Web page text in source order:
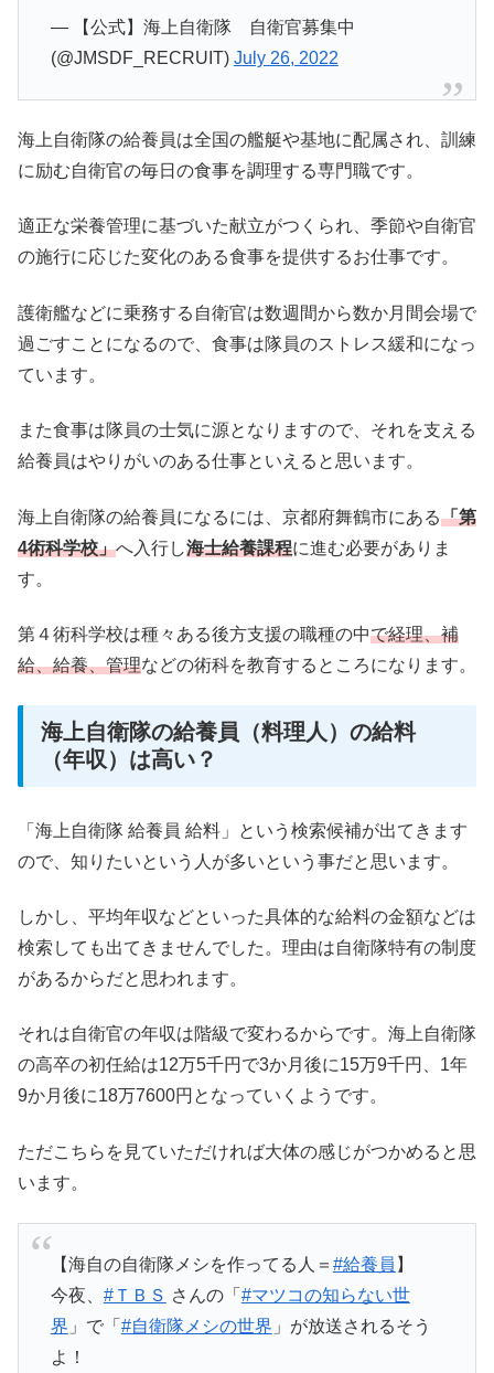
— 【公式】海上自衛隊 自衛官募集中
(@JMSDF_RECRUIT) July 26, 2022
海上自衛隊の給養員は全国の艦艇や基地に配属され、訓練
に励む自衛官の毎日の食事を調理する専門職です。
適正な栄養管理に基づいた献立がつくられ、季節や自衛官
の施行に応じた変化のある食事を提供するお仕事です。
護衛艦などに乗務する自衛官は数週間から数か月間会場で
過ごすことになるので、食事は隊員のストレス緩和になっ
ています。
また食事は隊員の士気に源となりますので、それを支える
給養員はやりがいのある仕事といえると思います。
海上自衛隊の給養員になるには、京都府舞鶴市にある「第
4術科学校」へ入行し海士給養課程に進む必要がありま
す。
第４術科学校は種々ある後方支援の職種の中で経理、補
給、給養、管理などの術科を教育するところになります。
海上自衛隊の給養員（料理人）の給料
（年収）は高い？
「海上自衛隊 給養員 給料」という検索候補が出てきます
ので、知りたいという人が多いという事だと思います。
しかし、平均年収などといった具体的な給料の金額などは
検索しても出てきませんでした。理由は自衛隊特有の制度
があるからだと思われます。
それは自衛官の年収は階級で変わるからです。海上自衛隊
の高卒の初任給は12万5千円で3か月後に15万9千円、1年
9か月後に18万7600円となっていくようです。
ただこちらを見ていただければ大体の感じがつかめると思
います。
【海自の自衛隊メシを作ってる人＝ #給養員 】
今夜、 #ＴＢＳ さんの「 #マツコの知らない世
界 」で「 #自衛隊メシの世界 」が放送されるそう
よ！